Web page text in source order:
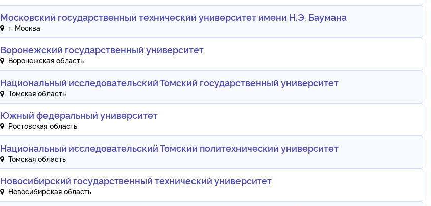
Московский государственный технический университет имени Н.Э. Баумана
г. Москва
Воронежский государственный университет
Воронежская область
Национальный исследовательский Томский государственный университет
Томская область
Южный федеральный университет
Ростовская область
Национальный исследовательский Томский политехнический университет
Томская область
Новосибирский государственный технический университет
Новосибирская область